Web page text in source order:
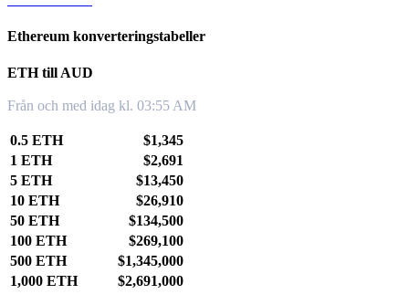
Ethereum konverteringstabeller
ETH till AUD
Från och med idag kl. 03:55 AM
0.5 ETH
$1,345
1 ETH
$2,691
5 ETH
$13,450
10 ETH
$26,910
50 ETH
$134,500
100 ETH
$269,100
500 ETH
$1,345,000
1,000 ETH
$2,691,000